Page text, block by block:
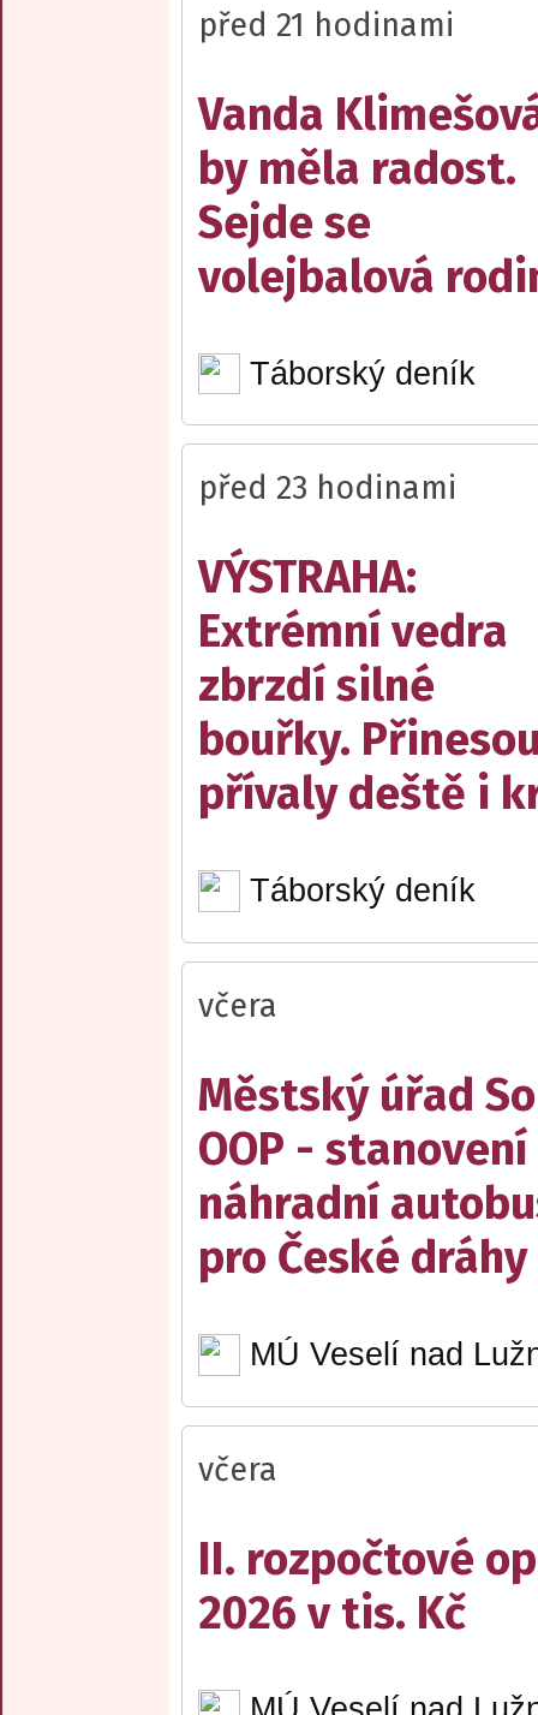
před 21 hodinami
Vanda
by měla radost.
Sejde se
volejbalová
Táborský deník
před 23 hodinami
VÝSTRAHA:
Extrémní vedra
zbrzdí silné
bouřky.
přívaly deště i
Táborský deník
včera
Městský úřad
OOP -
náhradní
pro České dráhy
MÚ Veselí nad
včera
II. rozpočtové
2026 v tis. Kč